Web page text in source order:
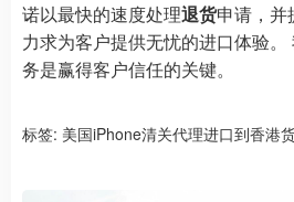
诺以最快的速度处理退货申请，并
力求为客户提供无忧的进口体验
务是赢得客户信任的关键。
标签: 美国iPhone清关代理进口到香港